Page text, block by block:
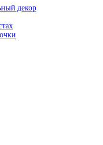
декор